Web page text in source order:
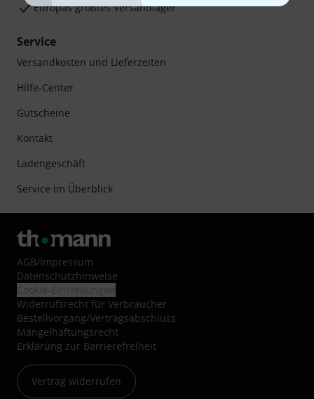
Europas größtes Versandlager
Service
Versandkosten und Lieferzeiten
Hilfe-Center
Gutscheine
Kontakt
Ladengeschäft
Service im Überblick
AGB/Impressum
Datenschutzhinweise
Widerrufsrecht für Verbraucher
Bestellvorgang/Vertragsabschluss
Mängelhaftungsrecht
Erklärung zur Barrierefreiheit
Vertrag widerrufen